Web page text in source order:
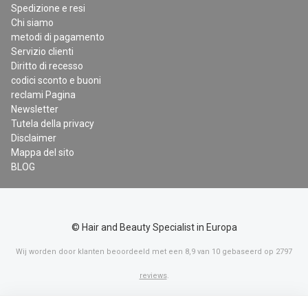
Spedizione e resi
Chi siamo
metodi di pagamento
Servizio clienti
Diritto di recesso
codici sconto e buoni
reclami Pagina
Newsletter
Tutela della privacy
Disclaimer
Mappa del sito
BLOG
© Hair and Beauty Specialist in Europa
Wij worden door klanten beoordeeld met een 8,9 van 10 gebaseerd op 2797
reviews.